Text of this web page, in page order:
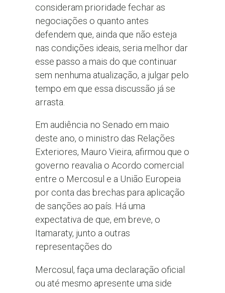
consideram prioridade fechar as
negociações o quanto antes
defendem que, ainda que não esteja
nas condições ideais, seria melhor dar
esse passo a mais do que continuar
sem nenhuma atualização, a julgar pelo
tempo em que essa discussão já se
arrasta.
Em audiência no Senado em maio
deste ano, o ministro das Relações
Exteriores, Mauro Vieira, afirmou que o
governo reavalia o Acordo comercial
entre o Mercosul e a União Europeia
por conta das brechas para aplicação
de sanções ao país. Há uma
expectativa de que, em breve, o
Itamaraty, junto a outras
representações do
Mercosul, faça uma declaração oficial
ou até mesmo apresente uma side